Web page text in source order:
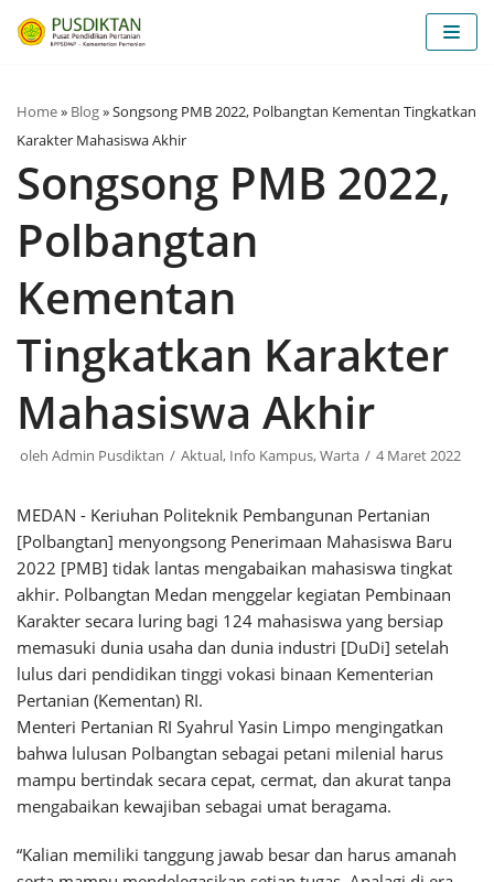
Lompat
ke
Home» Blog»Songsong PMB 2022, Polbangtan Kementan Tingkatkan
Karakter Mahasiswa Akhir
Songsong PMB 2022,
Polbangtan
Kementan
Tingkatkan Karakter
Mahasiswa Akhir
oleh Admin Pusdiktan Aktual, Info Kampus,Warta 4 Maret 2022
MEDAN - Keriuhan Politeknik Pembangunan Pertanian
[Polbangtan] menyongsong Penerimaan Mahasiswa Baru
2022 [PMB] tidak lantas mengabaikan mahasiswa tingkat
akhir. Polbangtan Medan menggelar kegiatan Pembinaan
Karakter secara luring bagi 124 mahasiswa yang bersiap
memasuki dunia usaha dan dunia industri [DuDi] setelah
lulus dari pendidikan tinggi vokasi binaan Kementerian
Pertanian (Kementan) RI.
Menteri Pertanian RI Syahrul Yasin Limpo mengingatkan
bahwa lulusan Polbangtan sebagai petani milenial harus
mampu bertindak secara cepat, cermat, dan akurat tanpa
mengabaikan kewajiban sebagai umat beragama.
“Kalian memiliki tanggung jawab besar dan harus amanah